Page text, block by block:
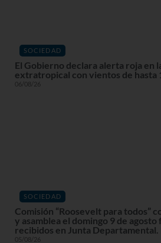
SOCIEDAD
El Gobierno declara alerta roja en
extratropical con vientos de hasta
06/08/26
SOCIEDAD
Comisión “Roosevelt para todos”
y asamblea el domingo 9 de
recibidos en Junta
05/08/26